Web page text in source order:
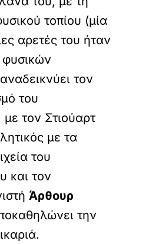
τοπίου (μία
αρετές του ήταν
φυσικών
τον
του
τον Στιούαρτ
με τα
του
και τον
Άρθουρ
την